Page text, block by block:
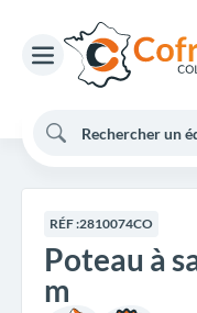
RÉF :2810074CO
Poteau à
m